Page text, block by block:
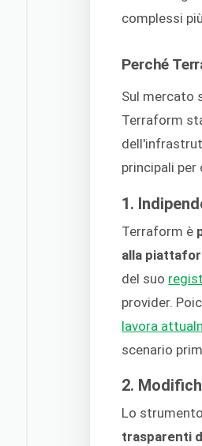
complessi
Perché
Sul mercato
Terraform
principali
1.
Terraform è
alla
del suo
provider.
lavora
scenario
2.
Lo
trasparenti